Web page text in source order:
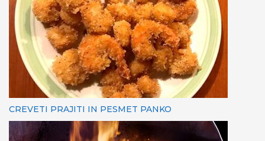
CREVETI PRAJITI IN PESMET PANKO